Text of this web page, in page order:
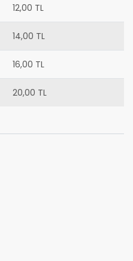
12,00 TL
14,00 TL
16,00 TL
20,00 TL